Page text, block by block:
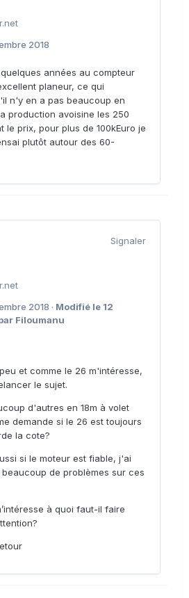
2018
années au compteur
planeur, ce qui
n'y en a pas beaucoup en
production avoisine les 250
le prix, pour plus de 100kEuro je
plutôt autour des 60-
Signaler
2018 · Modifié le 12
Filoumanu
et comme le 26 m'intéresse,
le sujet.
d'autres en 18m à volet
demande si le 26 est toujours
la cote?
si le moteur est fiable, j'ai
de problèmes sur ces
à quoi faut-il faire